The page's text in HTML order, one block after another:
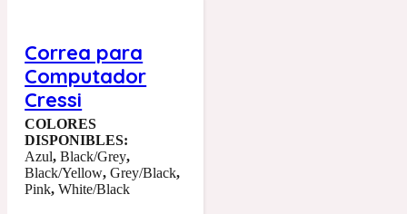
Correa para
Computador
Cressi
COLORES
DISPONIBLES:
Azul,Black/Grey,
Black/Yellow,Grey/Black,
Pink,White/Black